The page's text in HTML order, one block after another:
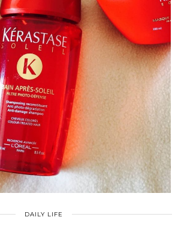
DAILY LIFE